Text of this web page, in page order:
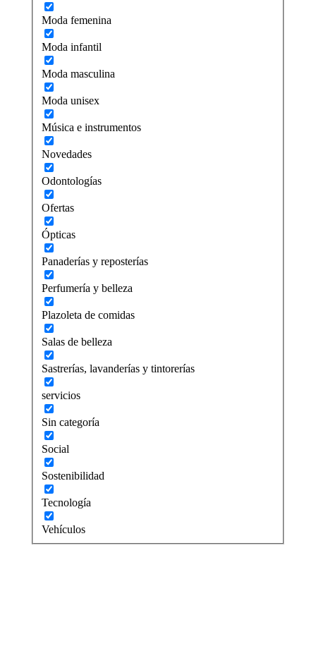
Moda femenina
Moda infantil
Moda masculina
Moda unisex
Música e instrumentos
Novedades
Odontologías
Ofertas
Ópticas
Panaderías y reposterías
Perfumería y belleza
Plazoleta de comidas
Salas de belleza
Sastrerías, lavanderías y tintorerías
servicios
Sin categoría
Social
Sostenibilidad
Tecnología
Vehículos